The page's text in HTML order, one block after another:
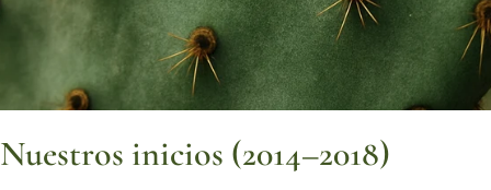
Nuestros inicios (2014–2018)